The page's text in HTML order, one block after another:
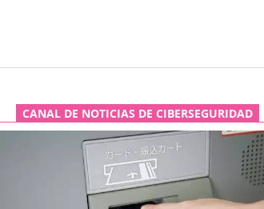
CANAL DE NOTICIAS DE CIBERSEGURIDAD